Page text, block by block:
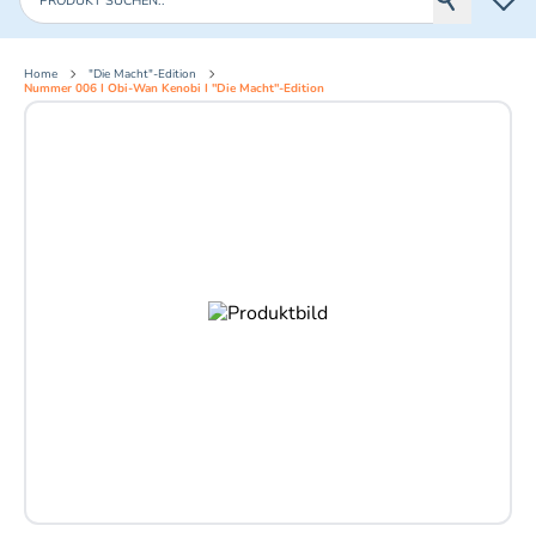
Home
"Die Macht"-Edition
Nummer 006 I Obi-Wan Kenobi I "Die Macht"-Edition